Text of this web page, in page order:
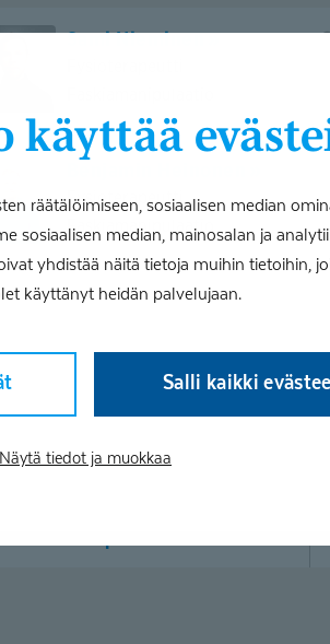
käyttää
räätälöimiseen, sosiaalisen median
sosiaalisen median, mainosalan ja
yhdistää näitä tietoja muihin tietoihin,
käyttänyt heidän palvelujaan.
Salli kaikki
Näytä tiedot ja muokkaa
Fysioterapeutti
Faskiamanipulaatio